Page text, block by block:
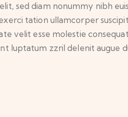
sed diam nonummy nibh
tation ullamcorper
velit esse molestie
luptatum zzril delenit augue